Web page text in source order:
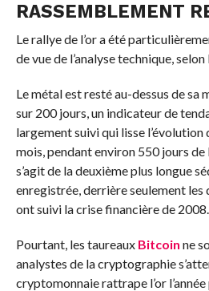
RASSEMBLEMENT
Le rallye de l’or a été
de vue de l’analyse technique,
Le métal est resté au-dessus de sa
sur 200 jours, un indicateur de
largement suivi qui lisse
mois, pendant environ 550 jours
s’agit de la deuxième plus longue
enregistrée, derrière seulement les
ont suivi la crise financière de 2008.
Pourtant, les taureaux Bitcoin ne
analystes de la cryptographie
cryptomonnaie rattrape l’or